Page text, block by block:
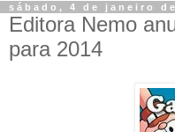
sábado, 4 de janeiro
Editora Nemo
para 2014